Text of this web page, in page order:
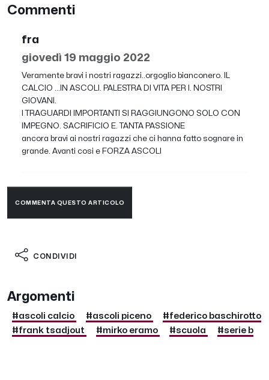
Commenti
fra
giovedì 19 maggio 2022
Veramente bravi i nostri ragazzi..orgoglio bianconero. IL
CALCIO ...IN ASCOLI. PALESTRA DI VITA PER I. NOSTRI
GIOVANI.
I TRAGUARDI IMPORTANTI SI RAGGIUNGONO SOLO CON
IMPEGNO. SACRIFICIO E. TANTA PASSIONE
ancora bravi ai nostri ragazzi che ci hanna fatto sognare in
grande. Avanti cosi e FORZA ASCOLI
COMMENTA QUESTO ARTICOLO
CONDIVIDI
Argomenti
#ascoli calcio #ascoli piceno
#federico baschirotto
#frank tsadjout
#mirko eramo #scuola #serie b